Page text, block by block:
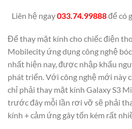
Liên hệ ngay033.74.99888để có
Để thay mặt kính cho chiếc điện
Mobilecity ứng dụng công nghệ
nhất hiện nay, được nhập khẩu
phát triển. Với công nghệ mới này
chỉ phải thay mặt kính Galaxy S3
trước đây mỗi lần rơi vỡ sẽ phải
kính + cảm ứng gây tốn kém rất